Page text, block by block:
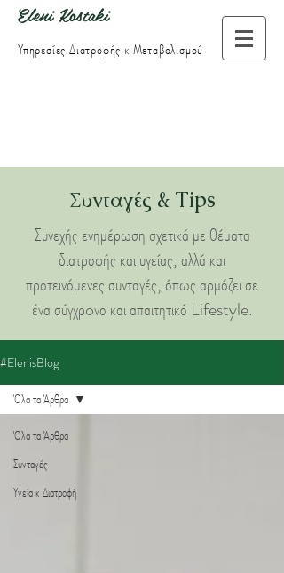
Eleni Kostaki
Υπηρεσίες Διατροφής κ Μεταβολισμού
Συνταγές & Τips
Συνεχής ενημέρωση σχετικά με θέματα
διατροφής και υγείας, αλλά και
προτεινόμενες συνταγές, όπως αρμόζει σε
ένα σύγχρoνο και απαιτητικό Lifestyle.
#ElenisBlog
Όλα τα Άρθρα
Συνταγές
Υγεία κ Διατροφή
Όλα τα Άρθρα